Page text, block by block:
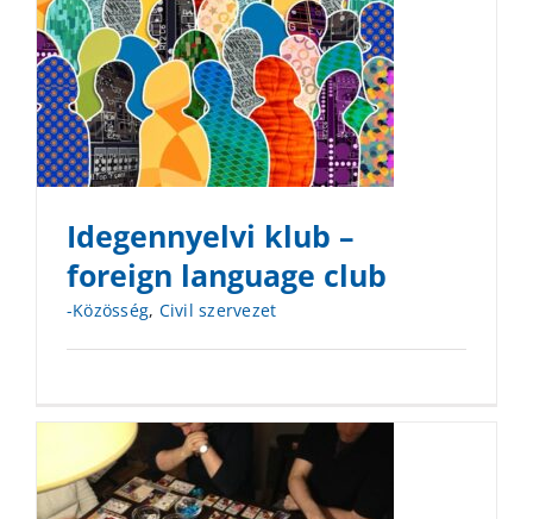
Idegennyelvi klub –
foreign language club
-Közösség, Civil szervezet